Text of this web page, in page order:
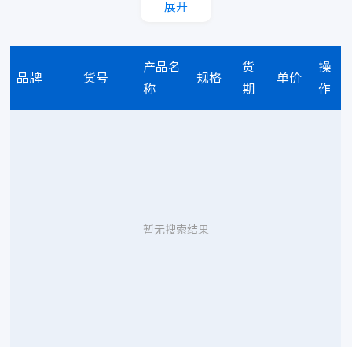
展开
品牌 货号
产品名
称
规格
货
期
单价
操
作
暂无搜索结果